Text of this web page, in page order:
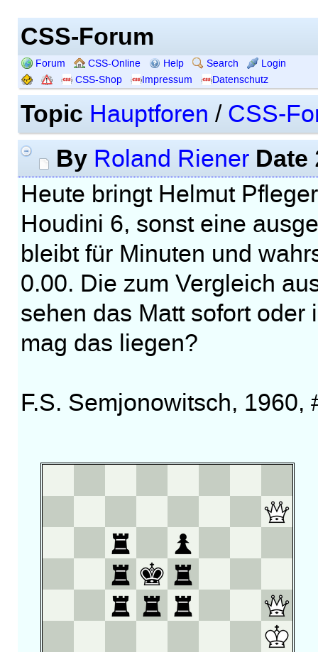
CSS-Forum
Forum CSS-Online Help Search
Login
CSS-Shop
Impressum Datenschutz
Topic Hauptforen / CSS-
By Roland Riener Date
Heute bringt Helmut
Houdini 6, sonst eine
bleibt für Minuten und
0.00. Die zum Vergleich
sehen das Matt sofort
mag das liegen?
F.S. Semjonowitsch, 1960,